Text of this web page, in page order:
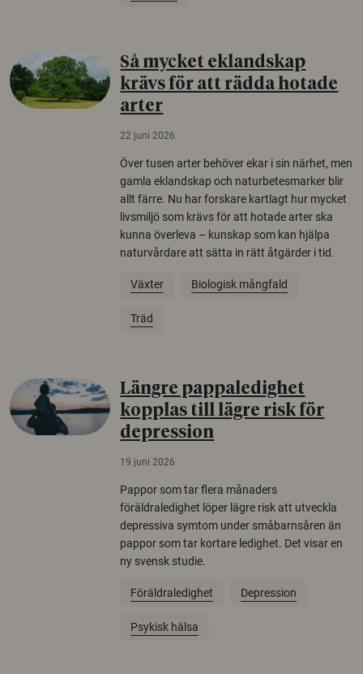
Så mycket eklandskap
krävs för att rädda hotade
arter
22 juni 2026
Över tusen arter behöver ekar i sin närhet, men
gamla eklandskap och naturbetesmarker blir
allt färre. Nu har forskare kartlagt hur mycket
livsmiljö som krävs för att hotade arter ska
kunna överleva – kunskap som kan hjälpa
naturvårdare att sätta in rätt åtgärder i tid.
Växter Biologisk mångfald
Träd
Längre pappaledighet
kopplas till lägre risk för
depression
19 juni 2026
Pappor som tar flera månaders
föräldraledighet löper lägre risk att utveckla
depressiva symtom under småbarnsåren än
pappor som tar kortare ledighet. Det visar en
ny svensk studie.
Föräldraledighet Depression
Psykisk hälsa